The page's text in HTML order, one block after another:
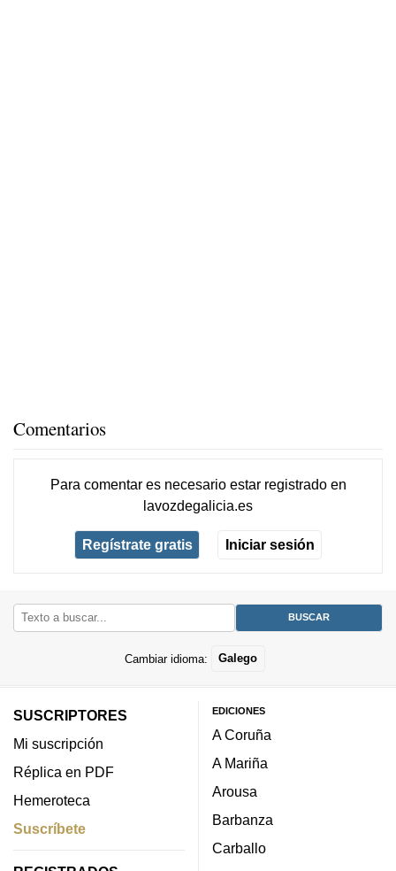
Comentarios
Para comentar es necesario estar registradoen
lavozdegalicia.es
Regístrate gratis Iniciar sesión
Cambiar idioma: Galego
SUSCRIPTORES
Mi suscripción
Réplica en PDF
Hemeroteca
Suscríbete
EDICIONES
A Coruña
A Mariña
Arousa
Barbanza
Carballo